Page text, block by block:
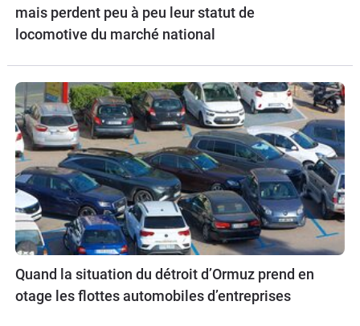
mais perdent peu à peu leur statut de
locomotive du marché national
Quand la situation du détroit d’Ormuz prend en
otage les flottes automobiles d’entreprises